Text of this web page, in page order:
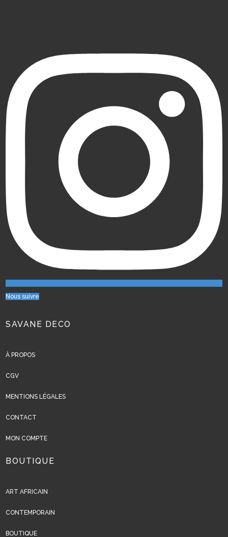
Nous suivre
SAVANE DECO
À PROPOS
CGV
MENTIONS LÉGALES
CONTACT
MON COMPTE
BOUTIQUE
ART AFRICAIN
CONTEMPORAIN
BOUTIQUE